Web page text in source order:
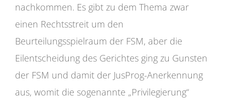
nachkommen. Es gibt zu dem Thema zwar
einen Rechtsstreit um den
Beurteilungsspielraum der FSM, aber die
Eilentscheidung des Gerichtes ging zu Gunsten
der FSM und damit der JusProg-Anerkennung
aus, womit die sogenannte „Privilegierung“